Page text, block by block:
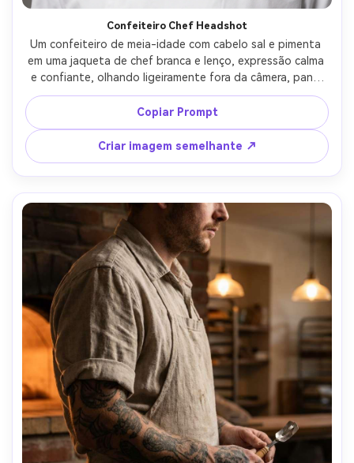
Confeiteiro Chef Headshot
Um confeiteiro de meia-idade com cabelo sal e pimenta
em uma jaqueta de chef branca e lenço, expressão calma
e confiante, olhando ligeiramente fora da câmera, pano
de fundo limpo e sem emenda, configuração de
headshots de estúdio com grande softbox e lanternas,
Sony A7IV 85mm f/1.8, corte apertado de cabeça e
ombros, retoque de qualidade editorial, poros da pele
realistas, alta resolução e olhos afiados-AR 4:5
Copiar Prompt
Criar imagem semelhante ↗